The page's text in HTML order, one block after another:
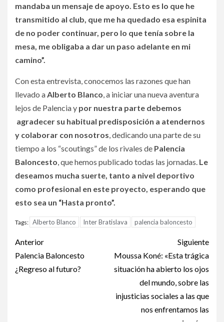
mandaba un mensaje de apoyo. Esto es lo que he
transmitido al club, que me ha quedado esa espinita
de no poder continuar, pero lo que tenía sobre la
mesa, me obligaba a dar un paso adelante en mi
camino”.
Con esta entrevista, conocemos las razones que han
llevado aAlberto Blanco, a iniciar una nueva aventura
lejos de Palencia y por nuestra parte debemos
agradecer su habitual predisposición a atendernos
y colaborar con nosotros, dedicando una parte de su
tiempo a los “scoutings” de los rivales de Palencia
Baloncesto, que hemos publicado todas las jornadas. Le
deseamos mucha suerte, tanto a nivel deportivo
como profesional en este proyecto, esperando que
esto sea un “Hasta pronto”.
Tags: Alberto Blanco Inter Bratislava palencia baloncesto
Anterior
Palencia Baloncesto
¿Regreso al futuro?
Siguiente
Moussa Koné: «Esta trágica
situación ha abierto los ojos
del mundo, sobre las
injusticias sociales a las que
nos enfrentamos las